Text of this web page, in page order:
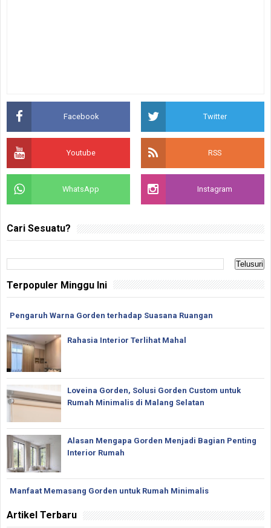
Facebook Twitter
Youtube RSS
WhatsApp Instagram
Cari Sesuatu?
Terpopuler Minggu Ini
Pengaruh Warna Gorden terhadap Suasana Ruangan
Rahasia Interior Terlihat Mahal
Loveina Gorden, Solusi Gorden Custom untuk
Rumah Minimalis di Malang Selatan
Alasan Mengapa Gorden Menjadi Bagian Penting
Interior Rumah
Manfaat Memasang Gorden untuk Rumah Minimalis
Artikel Terbaru